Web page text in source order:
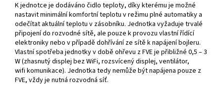
K jednotce je dodáváno čidlo teploty, díky kterému je možné
nastavit minimální komfortní teplotu v režimu plné automatiky a
odečítat aktuální teplotu v zásobníku. Jednotka vyžaduje trvalé
připojení do rozvodné sítě, ale pouze k provozu vlastní řídící
elektroniky nebo v případě dohřívání ze sítě k napájení bojleru.
Vlastní spotřeba jednotky v době ohřevu z FVE je přibližné 0,5 – 3
W (zhasnutý displej bez WiFi, rozsvícený displej, ventilátor,
wifi komunikace). Jednotka tedy nemůže být napájena pouze z
FVE, vždy je nutná rozvodná síť.